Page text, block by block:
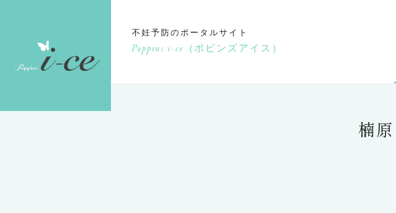
不妊予防のポータルサイト
Poppins i-ce （ポピンズアイス）
楠